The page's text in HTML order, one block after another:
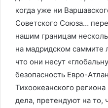
когда уже ни
Советского Союза…
нашим границам
на мадридском саммите
что они несут
безопасность Евро-
Тихоокеанского
дела, претендуют на то,